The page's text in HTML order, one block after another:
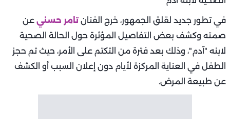
في تطور جديد لقلق الجمهور، خرج الفنان تامر حسني عن
صمته وكشف بعض التفاصيل المؤثرة حول الحالة الصحية
لابنه "آدم"، وذلك بعد فترة من التكتم على الأمر، حيث تم حجز
الطفل في العناية المركزة لأيام دون إعلان السبب أو الكشف
عن طبيعة المرض.